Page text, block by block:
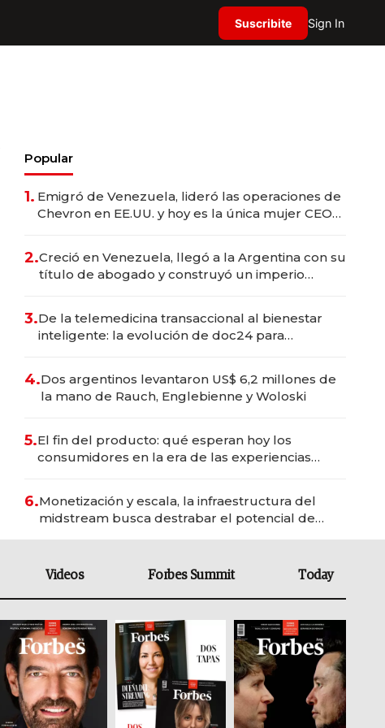
Suscribite Sign In
Popular
1. Emigró de Venezuela, lideró las operaciones de
Chevron en EE.UU. y hoy es la única mujer CEO
2.Creció en Venezuela, llegó a la Argentina con su
título de abogado y construyó un imperio
3.De la telemedicina transaccional al bienestar
inteligente: la evolución de doc24 para
4.Dos argentinos levantaron US$ 6,2 millones de
la mano de Rauch, Englebienne y Woloski
5.El fin del producto: qué esperan hoy los
consumidores en la era de las experiencias
6.Monetización y escala, la infraestructura del
midstream busca destrabar el potencial de
Videos Forbes Summit Today